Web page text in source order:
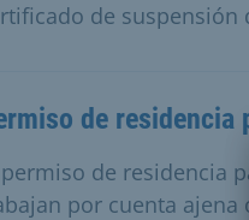
de suspensión
de residencia
permiso de residencia
por cuenta ajena